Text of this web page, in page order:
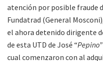
atención por posible fraude
Fundatrad (General
el ahora detenido dirigente
de esta UTD de José “Pepino”
cual comenzaron con al